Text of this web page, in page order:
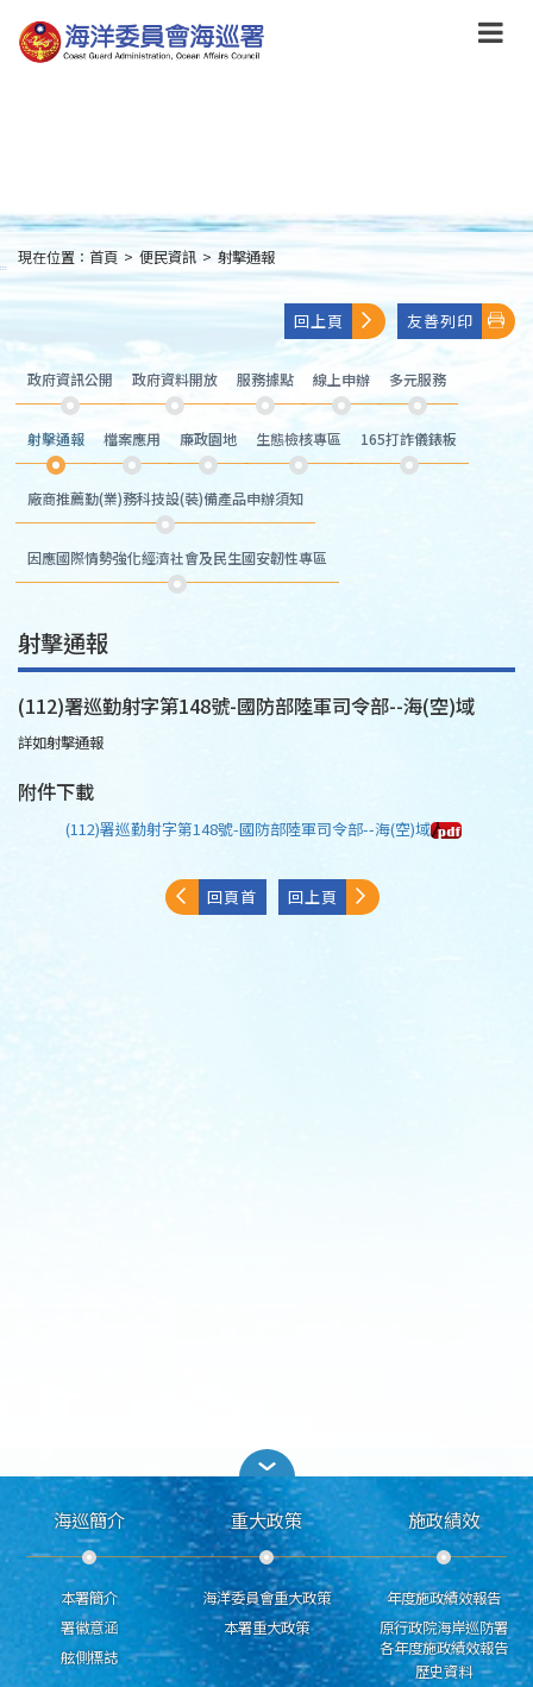
到
主
:::
現在位置： 首頁 > 便民資訊 > 射擊通報
回上頁 友善列印
政府資訊公開 政府資料開放 服務據點 線上申辦 多元服務
射擊通報 檔案應用 廉政園地 生態檢核專區 165打詐儀錶板
廠商推薦勤(業)務科技設(裝)備產品申辦須知
因應國際情勢強化經濟社會及民生國安韌性專區
射擊通報
(112)署巡勤射字第148號-國防部陸軍司令部--海(空)域
詳如射擊通報
附件下載
(112)署巡勤射字第148號-國防部陸軍司令部--海(空)域
回頁首 回上頁
海巡簡介
本署簡介
署徽意涵
舷側標誌
重大政策
海洋委員會重大政策
本署重大政策
施政績效
年度施政績效報告
原行政院海岸巡防署
各年度施政績效報告
歷史資料